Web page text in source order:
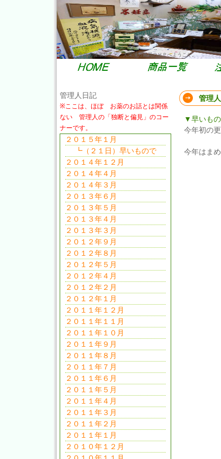
だいあん先生の健康サイト。大栄漢方薬局のＨＰへようこそ。
管理
▼早いも
今年初の
今年はま
管理人日記
※ここは、ほぼ お薬のお話とは関係
ない 管理人の「独断と偏見」のコー
ナーです。
２０１５年１月
┗（２１日）早いもので
２０１４年１２月
２０１４年４月
２０１４年３月
２０１３年６月
２０１３年５月
２０１３年４月
２０１３年３月
２０１２年９月
２０１２年８月
２０１２年５月
２０１２年４月
２０１２年２月
２０１２年１月
２０１１年１２月
２０１１年１１月
２０１１年１０月
２０１１年９月
２０１１年８月
２０１１年７月
２０１１年６月
２０１１年５月
２０１１年４月
２０１１年３月
２０１１年２月
２０１１年１月
２０１０年１２月